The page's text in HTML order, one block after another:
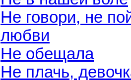
Не говори, не
любви
Не обещала
Не плачь,